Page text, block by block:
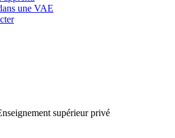
une VAE
supérieur privé